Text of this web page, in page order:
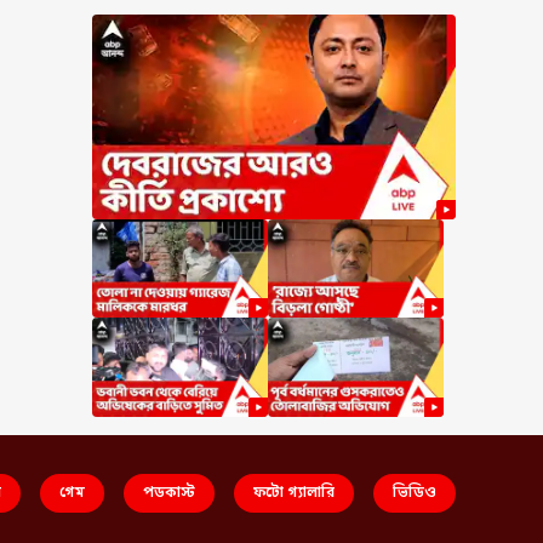
গেম পডকাস্ট ফটো গ্যালারি ভিডিও